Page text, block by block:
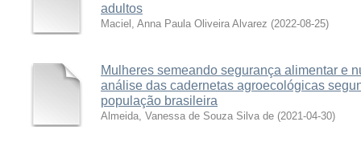
adultos
Maciel, Anna Paula Oliveira Alvarez (2022-08-25)
Mulheres semeando segurança alimentar e
análise das cadernetas agroecológicas
população brasileira
Almeida, Vanessa de Souza Silva de (2021-04-30)